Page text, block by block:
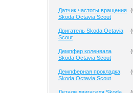
Датчик частоты вращения
Skoda Octavia Scout
(
Двигатель Skoda Octavia
Scout
(
Демпфер коленвала
Skoda Octavia Scout
(
Демпферная прокладка
Skoda Octavia Scout
(